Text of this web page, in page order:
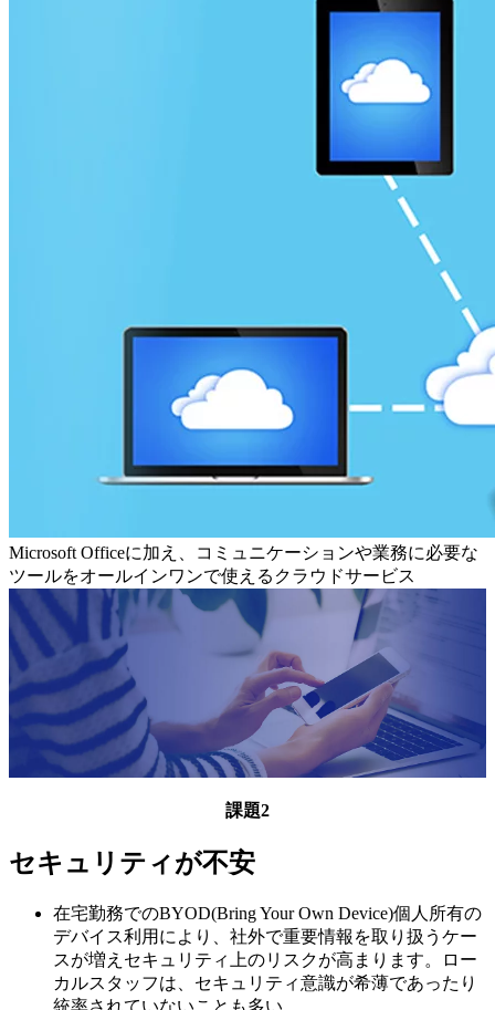
Microsoft Officeに加え、コミュニケーションや業務に必要な
ツールをオールインワンで使えるクラウドサービス
課題2
セキュリティが不安
在宅勤務でのBYOD(Bring Your Own Device)個人所有の
デバイス利用により、社外で重要情報を取り扱うケー
スが増えセキュリティ上のリスクが高まります。ロー
カルスタッフは、セキュリティ意識が希薄であったり
統率されていないことも多い。